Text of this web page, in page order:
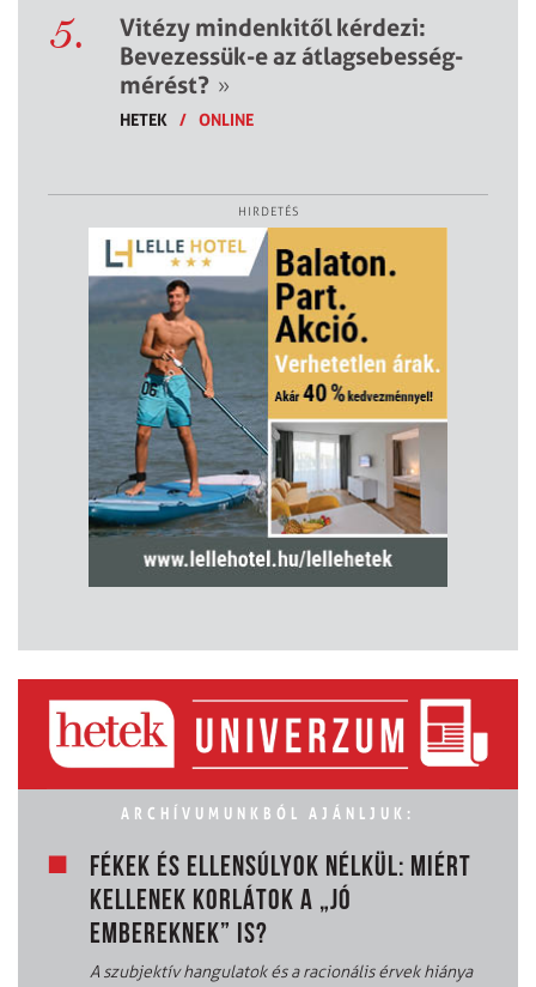
5.
Vitézy mindenkitől kérdezi:
Bevezessük-e az átlagsebesség-
mérést? »
HETEK / ONLINE
HIRDETÉS
ARCHÍVUMUNKBÓL AJÁNLJUK:
FÉKEK ÉS ELLENSÚLYOK NÉLKÜL: MIÉRT
KELLENEK KORLÁTOK A „JÓ
EMBEREKNEK” IS?
A szubjektív hangulatok és a racionális érvek hiánya